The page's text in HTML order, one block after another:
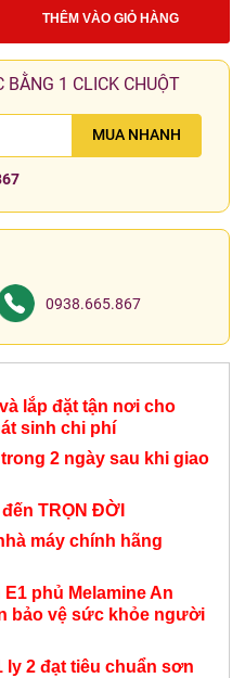
THÊM VÀO GIỎ HÀNG
BẰNG 1 CLICK CHUỘT
MUA NHANH
0938.665.867
lắp đặt tận nơi cho
sinh chi phí
2 ngày sau khi giao
TRỌN ĐỜI
máy chính hãng
phủ Melamine An
bảo vệ sức khỏe người
ly 2 đạt tiêu chuẩn sơn